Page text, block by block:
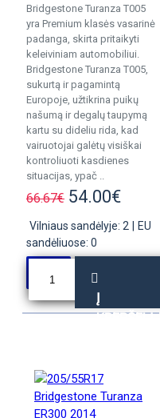
Bridgestone Turanza T005
yra Premium klasės vasarinė
padanga, skirta pritaikyti
keleiviniam automobiliui.
Bridgestone Turanza T005,
sukurtą ir pagamintą
Europoje, užtikrina puikų
našumą ir degalų taupymą
kartu su dideliu rida, kad
vairuotojai galėtų visiškai
kontroliuoti kasdienes
situacijas, ypač ..
66.67€ 54.00€
Vilniaus sandėlyje: 2
EU
sandėliuose: 0
Į
KREPŠELĮ